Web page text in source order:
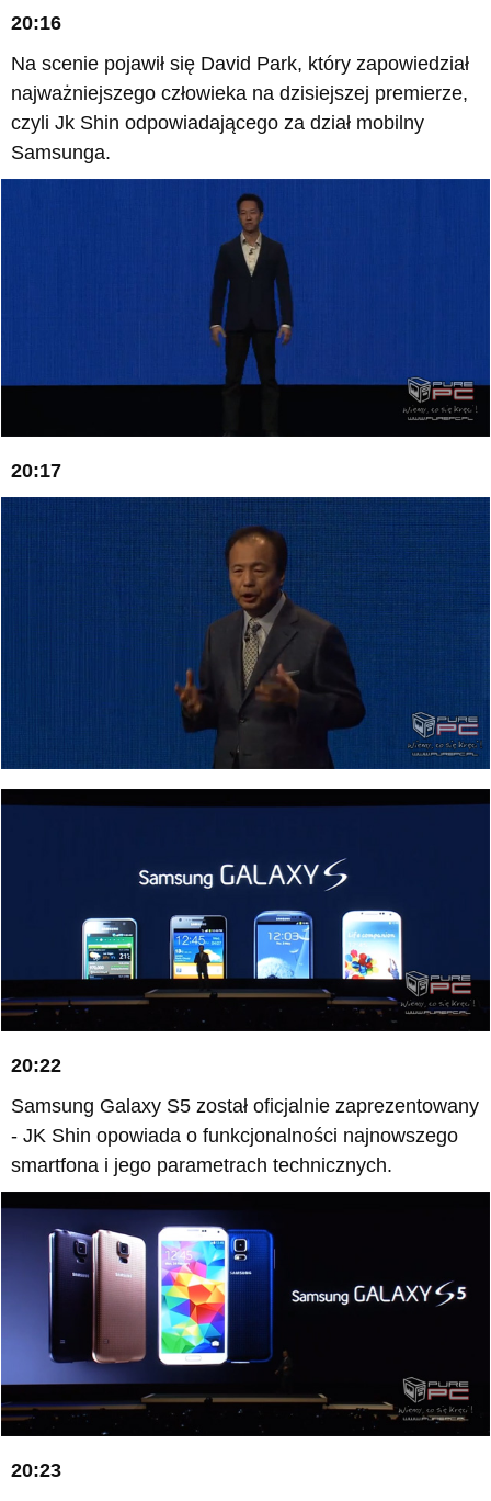
20:16
Na scenie pojawił się David Park, który zapowiedział
najważniejszego człowieka na dzisiejszej premierze,
czyli Jk Shin odpowiadającego za dział mobilny
Samsunga.
20:17
20:22
Samsung Galaxy S5 został oficjalnie zaprezentowany
- JK Shin opowiada o funkcjonalności najnowszego
smartfona i jego parametrach technicznych.
20:23